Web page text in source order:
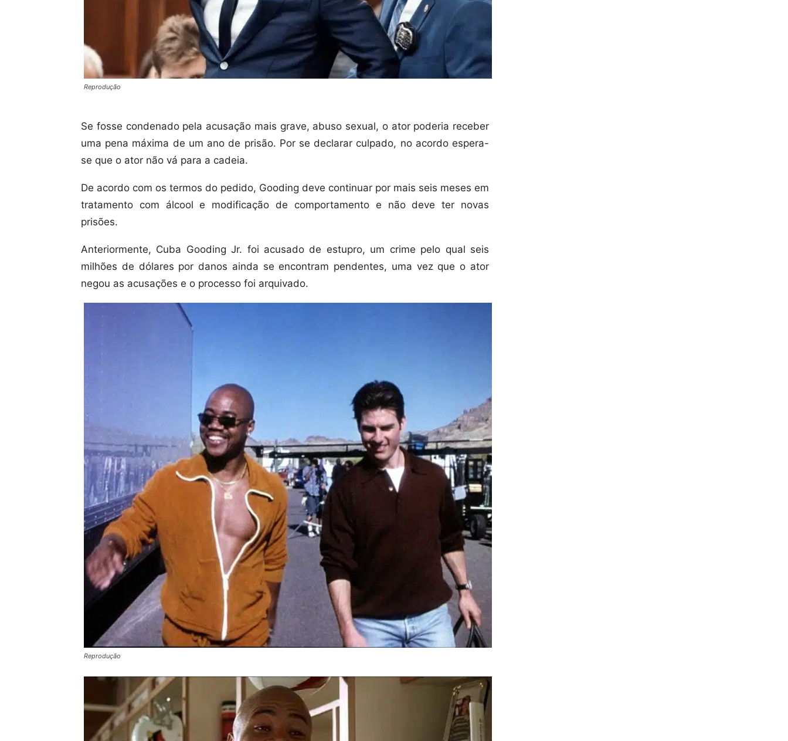
Reprodução
Se fosse condenado pela acusação mais grave, abuso sexual, o ator poderia receber
uma pena máxima de um ano de prisão. Por se declarar culpado, no acordo espera-
se que o ator não vá para a cadeia.
De acordo com os termos do pedido, Gooding deve continuar por mais seis meses em
tratamento com álcool e modificação de comportamento e não deve ter novas
prisões.
Anteriormente, Cuba Gooding Jr. foi acusado de estupro, um crime pelo qual seis
milhões de dólares por danos ainda se encontram pendentes, uma vez que o ator
negou as acusações e o processo foi arquivado.
Reprodução